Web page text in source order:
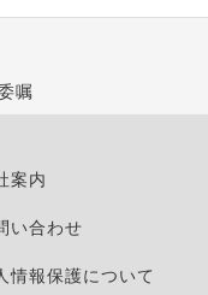
嘱
案内
い合わせ
情報保護について